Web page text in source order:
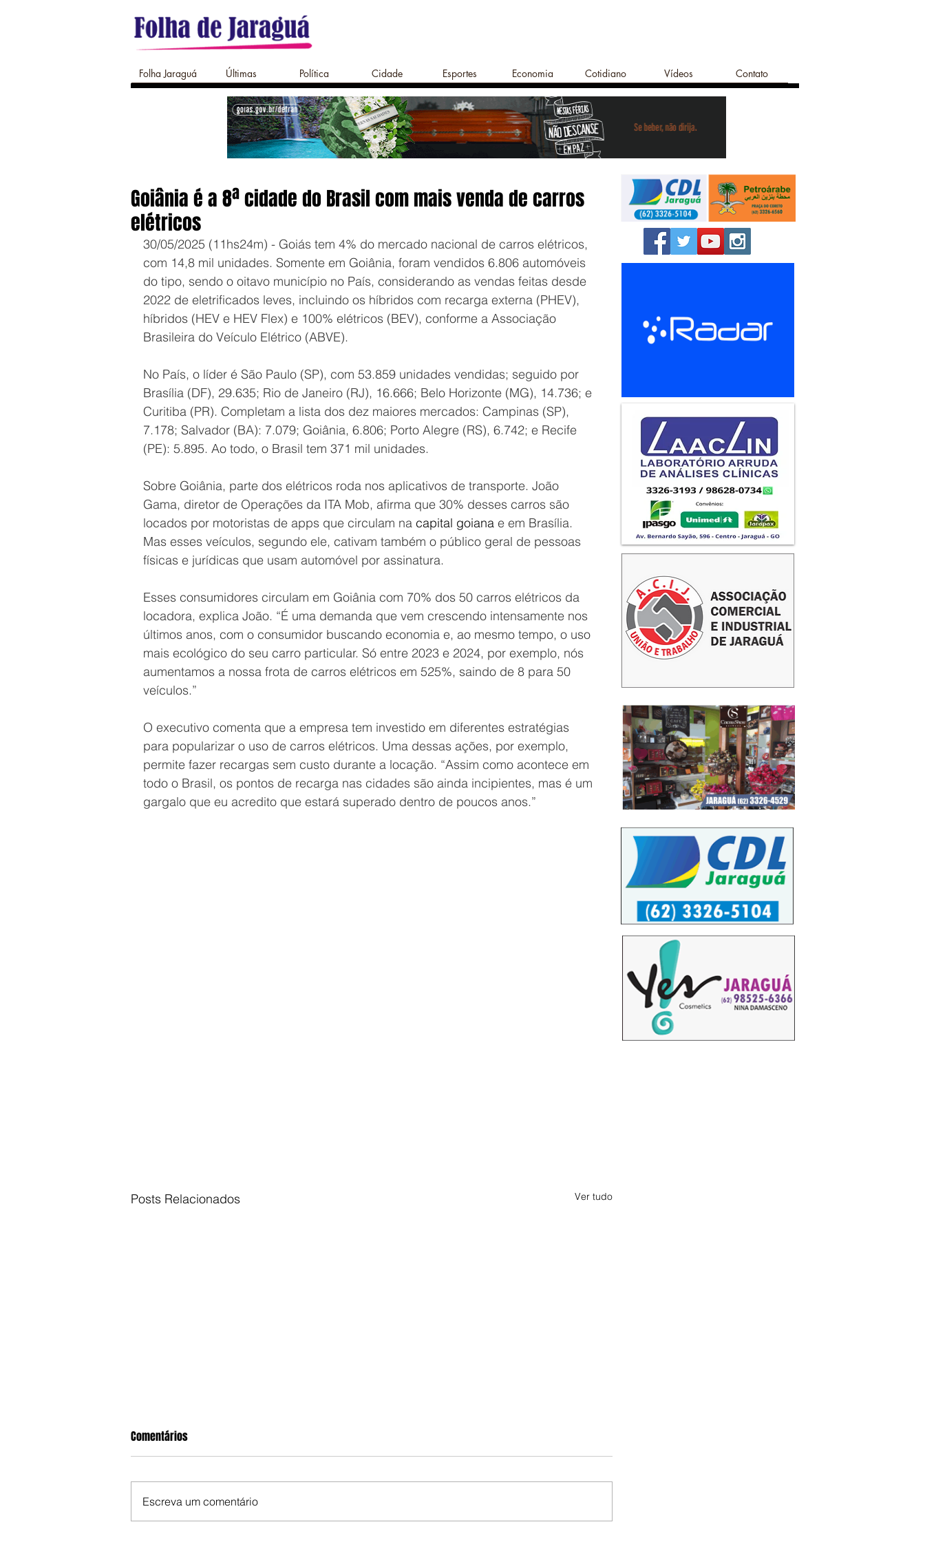
Folha Jaraguá Últimas Política Cidade Esportes Economia Cotidiano Vídeos Contato
Goiânia é a 8ª cidade do Brasil com mais venda de carros
elétricos
30/05/2025 (11hs24m) - Goiás tem 4% do mercado nacional de carros elétricos,
com 14,8 mil unidades. Somente em Goiânia, foram vendidos 6.806 automóveis
do tipo, sendo o oitavo município no País, considerando as vendas feitas desde
2022 de eletrificados leves, incluindo os híbridos com recarga externa (PHEV),
híbridos (HEV e HEV Flex) e 100% elétricos (BEV), conforme a Associação
Brasileira do Veículo Elétrico (ABVE).
No País, o líder é São Paulo (SP), com 53.859 unidades vendidas; seguido por
Brasília (DF), 29.635; Rio de Janeiro (RJ), 16.666; Belo Horizonte (MG), 14.736; e
Curitiba (PR). Completam a lista dos dez maiores mercados: Campinas (SP),
7.178; Salvador (BA): 7.079; Goiânia, 6.806; Porto Alegre (RS), 6.742; e Recife
(PE): 5.895. Ao todo, o Brasil tem 371 mil unidades.
Sobre Goiânia, parte dos elétricos roda nos aplicativos de transporte. João
Gama, diretor de Operações da ITA Mob, afirma que 30% desses carros são
locados por motoristas de apps que circulam na capital goiana e em Brasília.
Mas esses veículos, segundo ele, cativam também o público geral de pessoas
físicas e jurídicas que usam automóvel por assinatura.
Esses consumidores circulam em Goiânia com 70% dos 50 carros elétricos da
locadora, explica João. “É uma demanda que vem crescendo intensamente nos
últimos anos, com o consumidor buscando economia e, ao mesmo tempo, o uso
mais ecológico do seu carro particular. Só entre 2023 e 2024, por exemplo, nós
aumentamos a nossa frota de carros elétricos em 525%, saindo de 8 para 50
veículos.”
O executivo comenta que a empresa tem investido em diferentes estratégias
para popularizar o uso de carros elétricos. Uma dessas ações, por exemplo,
permite fazer recargas sem custo durante a locação. “Assim como acontece em
todo o Brasil, os pontos de recarga nas cidades são ainda incipientes, mas é um
gargalo que eu acredito que estará superado dentro de poucos anos.”
Posts Relacionados Ver tudo
Comentários
Escreva um comentário